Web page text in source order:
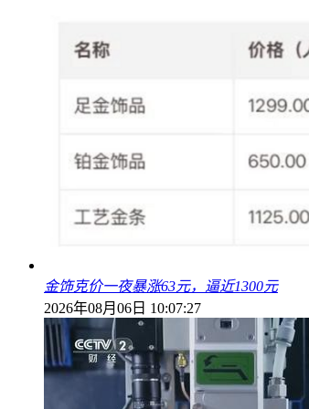
金饰克价一夜暴涨63元，逼近1300元
2026年08月06日 10:07:27